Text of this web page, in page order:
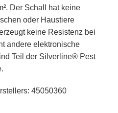
Der Schall hat keine
oder Haustiere
keine Resistenz bei
andere elektronische
Teil der Silverline® Pest
45050360